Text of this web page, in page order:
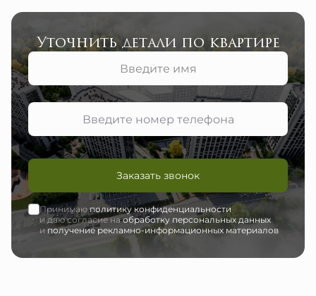
Уточнить детали по квартире
Заказать звонок
Принимаюполитику конфиденциальности
и даю согласие наобработку персональных данных
иполучение рекламно-информационных материалов